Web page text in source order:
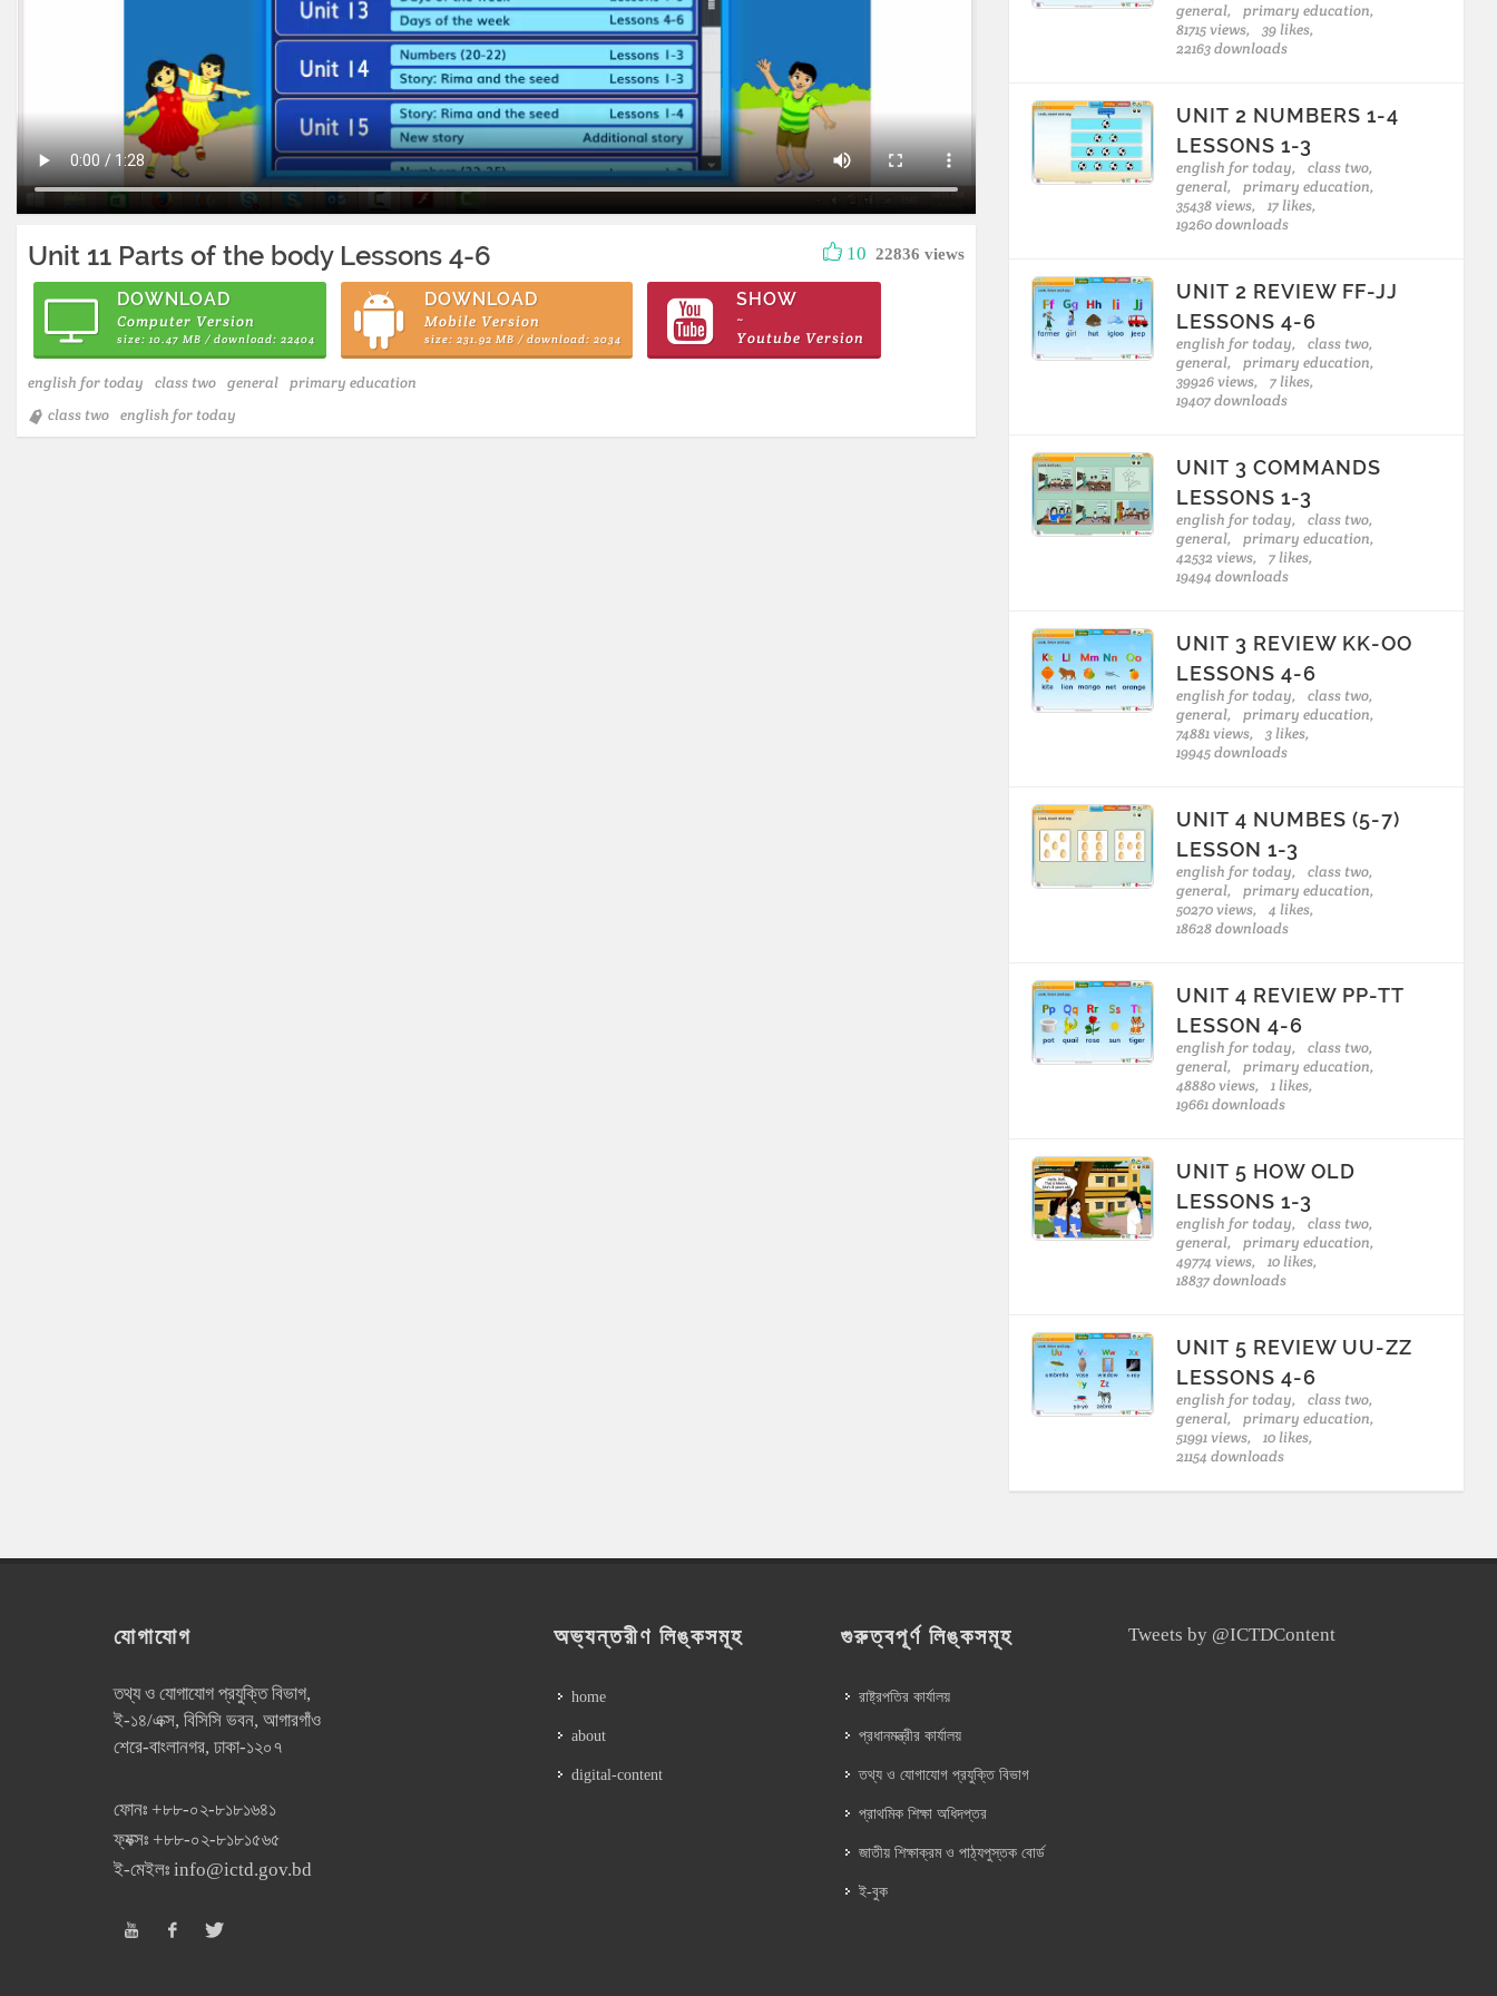
Unit 11 Parts of the body Lessons 4-6 10 22836 views
DOWNLOAD
Computer Version
size: 10.47 MB / download: 22404
DOWNLOAD
Mobile Version
size: 231.92 MB / download: 2034
SHOW
~
Youtube Version
english for today class two general primary education
class two english for today
general,
primary education,
81715 views,
39 likes,
22163 downloads
UNIT 2 NUMBERS 1-4
LESSONS 1-3
english for today,
class two,
general,
primary education,
35438 views,
17 likes,
19260 downloads
UNIT 2 REVIEW FF-JJ
LESSONS 4-6
english for today,
class two,
general,
primary education,
39926 views,
7 likes,
19407 downloads
UNIT 3 COMMANDS
LESSONS 1-3
english for today,
class two,
general,
primary education,
42532 views,
7 likes,
19494 downloads
UNIT 3 REVIEW KK-OO
LESSONS 4-6
english for today,
class two,
general,
primary education,
74881 views,
3 likes,
19945 downloads
UNIT 4 NUMBES (5-7)
LESSON 1-3
english for today,
class two,
general,
primary education,
50270 views,
4 likes,
18628 downloads
UNIT 4 REVIEW PP-TT
LESSON 4-6
english for today,
class two,
general,
primary education,
48880 views,
1 likes,
19661 downloads
UNIT 5 HOW OLD
LESSONS 1-3
english for today,
class two,
general,
primary education,
49774 views,
10 likes,
18837 downloads
UNIT 5 REVIEW UU-ZZ
LESSONS 4-6
english for today,
class two,
general,
primary education,
51991 views,
10 likes,
21154 downloads
যোগাযোগ
তথ্য ও যোগাযোগ প্রযুক্তি বিভাগ,
ই-১৪/এক্স, বিসিসি ভবন, আগারগাঁও
শেরে-বাংলানগর, ঢাকা-১২০৭
ফোনঃ +৮৮-০২-৮১৮১৬৪১
ফ্যক্সঃ +৮৮-০২-৮১৮১৫৬৫
ই-মেইলঃ info@ictd.gov.bd
অভ্যন্তরীণ লিঙ্কসমূহ
home
about
digital-content
গুরুত্বপূর্ণ লিঙ্কসমূহ
রাষ্ট্রপতির কার্যালয়
প্রধানমন্ত্রীর কার্যালয়
তথ্য ও যোগাযোগ প্রযুক্তি বিভাগ
প্রাথমিক শিক্ষা অধিদপ্তর
জাতীয় শিক্ষাক্রম ও পাঠ্যপুস্তক বোর্ড
ই-বুক
Tweets by @ICTDContent